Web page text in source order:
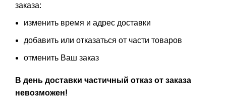
заказа:
изменить время и адрес доставки
добавить или отказаться от части товаров
отменить Ваш заказ
В день доставки частичный отказ от заказа
невозможен!